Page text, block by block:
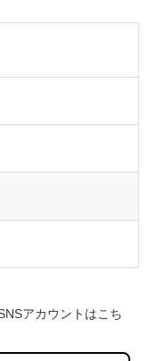
アカウントはこち